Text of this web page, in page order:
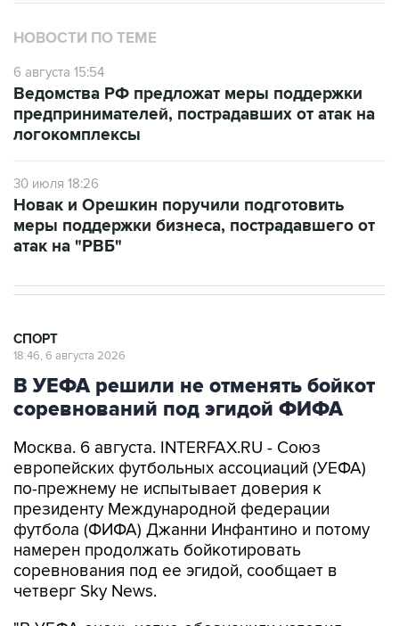
НОВОСТИ ПО ТЕМЕ
6 августа 15:54
Ведомства РФ предложат меры поддержки
предпринимателей, пострадавших от атак на
логокомплексы
30 июля 18:26
Новак и Орешкин поручили подготовить
меры поддержки бизнеса, пострадавшего от
атак на "РВБ"
СПОРТ
18:46, 6 августа 2026
В УЕФА решили не отменять бойкот
соревнований под эгидой ФИФА
Москва. 6 августа. INTERFAX.RU - Союз
европейских футбольных ассоциаций (УЕФА)
по-прежнему не испытывает доверия к
президенту Международной федерации
футбола (ФИФА) Джанни Инфантино и потому
намерен продолжать бойкотировать
соревнования под ее эгидой, сообщает в
четверг Sky News.